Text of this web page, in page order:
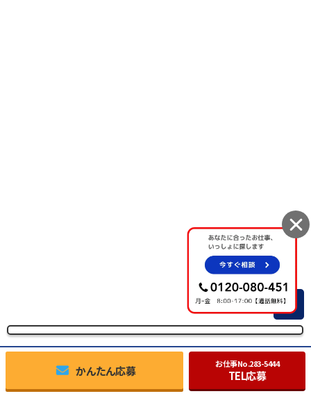
お仕事No.283-5444
TEL応募
かんたん応募
TOP